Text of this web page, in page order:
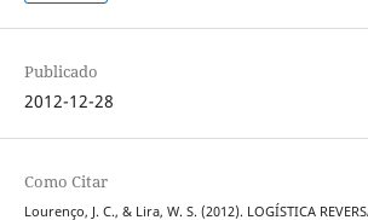
Publicado
2012-12-28
Como Citar
Lourenço, J. C., & Lira, W. S. (2012). LOGÍSTICA